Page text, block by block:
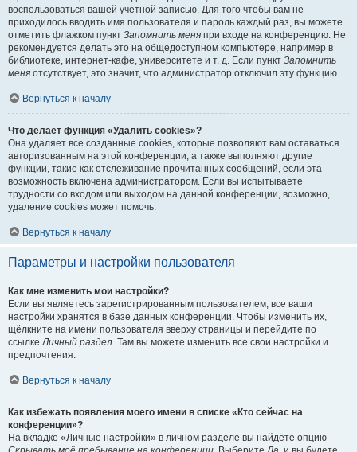
воспользоваться вашей учётной записью. Для того чтобы вам не
приходилось вводить имя пользователя и пароль каждый раз, вы можете
отметить флажком пункт Запомнить меня при входе на конференцию. Не
рекомендуется делать это на общедоступном компьютере, например в
библиотеке, интернет-кафе, университете и т. д. Если пункт Запомнить
меня отсутствует, это значит, что администратор отключил эту функцию.
Вернуться к началу
Что делает функция «Удалить cookies»?
Она удаляет все созданные cookies, которые позволяют вам оставаться
авторизованным на этой конференции, а также выполняют другие
функции, такие как отслеживание прочитанных сообщений, если эта
возможность включена администратором. Если вы испытываете
трудности со входом или выходом на данной конференции, возможно,
удаление cookies может помочь.
Вернуться к началу
Параметры и настройки пользователя
Как мне изменить мои настройки?
Если вы являетесь зарегистрированным пользователем, все ваши
настройки хранятся в базе данных конференции. Чтобы изменить их,
щёлкните на имени пользователя вверху страницы и перейдите по
ссылкеЛичный раздел. Там вы можете изменить все свои настройки и
предпочтения.
Вернуться к началу
Как избежать появления моего имени в списке «Кто сейчас на
конференции»?
На вкладке «Личные настройки» в личном разделе вы найдёте опцию